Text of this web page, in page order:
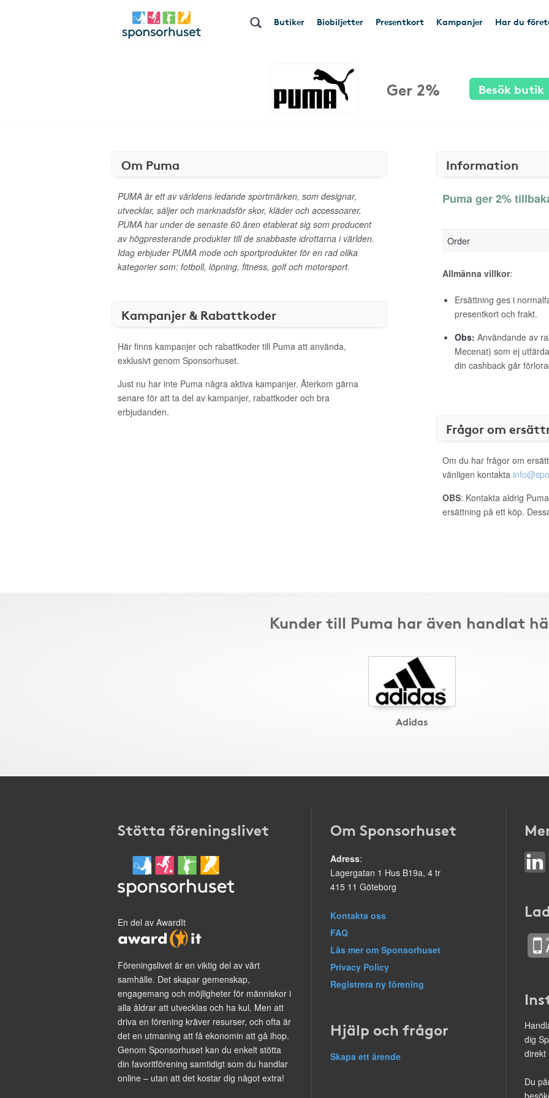
Butiker Biobiljetter Presentkort Kampanjer Har du
Ger 2% Besök butik
Om Puma
PUMA är ett av världens ledande sportmärken, som designar,
utvecklar, säljer och marknadsför skor, kläder och accessoarer.
PUMA har under de senaste 60 åren etablerat sig som producent
av högpresterande produkter till de snabbaste idrottarna i världen.
Idag erbjuder PUMA mode och sportprodukter för en rad olika
kategorier som: fotboll, löpning, fitness, golf och motorsport.
Kampanjer & Rabattkoder
Här finns kampanjer och rabattkoder till Puma att använda,
exklusivt genom Sponsorhuset.
Just nu har inte Puma några aktiva kampanjer. Återkom gärna
senare för att ta del av kampanjer, rabattkoder och bra
erbjudanden.
Information
Puma ger 2%
Order
Allmänna villkor:
Ersättning ges i
presentkort och frakt.
Obs: Användande av
Mecenat) som ej
din cashback går
Frågor om
Om du har frågor om
vänligen kontakta
OBS: Kontakta aldrig
ersättning på ett köp.
Kunder till Puma har även handlat
Adidas
Stötta föreningslivet
En del av AwardIt
Föreningslivet är en viktig del av vårt
samhälle. Det skapar gemenskap,
engagemang och möjligheter för människor i
alla åldrar att utvecklas och ha kul. Men att
driva en förening kräver resurser, och ofta är
det en utmaning att få ekonomin att gå ihop.
Genom Sponsorhuset kan du enkelt stötta
din favoritförening samtidigt som du handlar
online – utan att det kostar dig något extra!
Om Sponsorhuset
Adress:
Lagergatan 1 Hus B19a, 4 tr
415 11 Göteborg
Kontakta oss
FAQ
Läs mer om Sponsorhuset
Privacy Policy
Registrera ny förening
Hjälp och frågor
Skapa ett ärende
dig
direkt
Du